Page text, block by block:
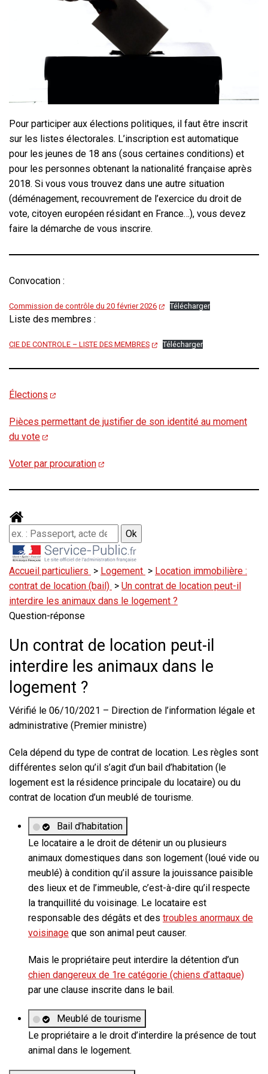
Pour participer aux élections politiques, il faut être inscrit
sur les listes électorales. L’inscription est automatique
pour les jeunes de 18 ans (sous certaines conditions) et
pour les personnes obtenant la nationalité française après
2018. Si vous vous trouvez dans une autre situation
(déménagement, recouvrement de l’exercice du droit de
vote, citoyen européen résidant en France…), vous devez
faire la démarche de vous inscrire.
Convocation :
Commission de contrôle du 20 février 2026 Télécharger
Liste des membres :
CIE DE CONTROLE – LISTE DES MEMBRES Télécharger
Élections
Pièces permettant de justifier de son identité au moment
du vote
Voter par procuration
Accueil particuliers > Logement > Location immobilière :
contrat de location (bail) > Un contrat de location peut-il
interdire les animaux dans le logement ?
Question-réponse
Un contrat de location peut-il
interdire les animaux dans le
logement ?
Vérifié le 06/10/2021 – Direction de l’information légale et
administrative (Premier ministre)
Cela dépend du type de contrat de location. Les règles sont
différentes selon qu’il s’agit d’un bail d’habitation (le
logement est la résidence principale du locataire) ou du
contrat de location d’un meublé de tourisme.
Bail d’habitation
Le locataire a le droit de détenir un ou plusieurs
animaux domestiques dans son logement (loué vide ou
meublé) à condition qu’il assure la jouissance paisible
des lieux et de l’immeuble, c’est-à-dire qu’il respecte
la tranquillité du voisinage. Le locataire est
responsable des dégâts et des troubles anormaux de
voisinage que son animal peut causer.
Mais le propriétaire peut interdire la détention d’un
chien dangereux de 1re catégorie (chiens d’attaque)
par une clause inscrite dans le bail.
Meublé de tourisme
Le propriétaire a le droit d’interdire la présence de tout
animal dans le logement.